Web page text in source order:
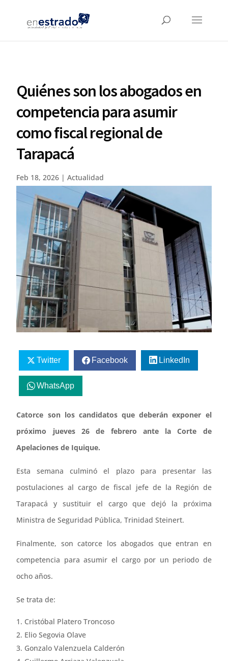
Quiénes son los abogados en
competencia para asumir
como fiscal regional de
Tarapacá
Feb 18, 2026 |Actualidad
Twitter Facebook LinkedIn
WhatsApp
Catorce son los candidatos que deberán exponer el
próximo jueves 26 de febrero ante la Corte de
Apelaciones de Iquique.
Esta semana culminó el plazo para presentar las
postulaciones al cargo de fiscal jefe de la Región de
Tarapacá y sustituir el cargo que dejó la próxima
Ministra de Seguridad Pública, Trinidad Steinert.
Finalmente, son catorce los abogados que entran en
competencia para asumir el cargo por un periodo de
ocho años.
Se trata de:
Cristóbal Platero Troncoso
Elio Segovia Olave
Gonzalo Valenzuela Calderón